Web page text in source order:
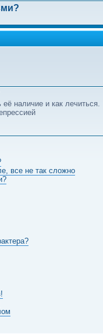
наличие и как лечиться.
все не так сложно